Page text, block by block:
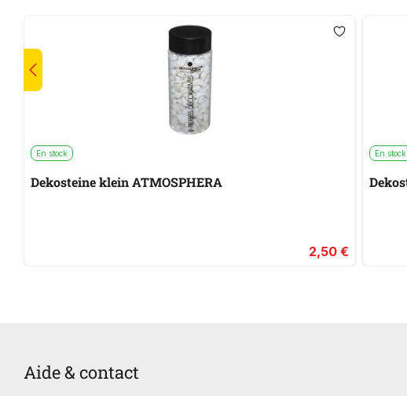
En stock
Dekosteine klein ATMOSPHERA
2,50 €
En stock
Aide & contact